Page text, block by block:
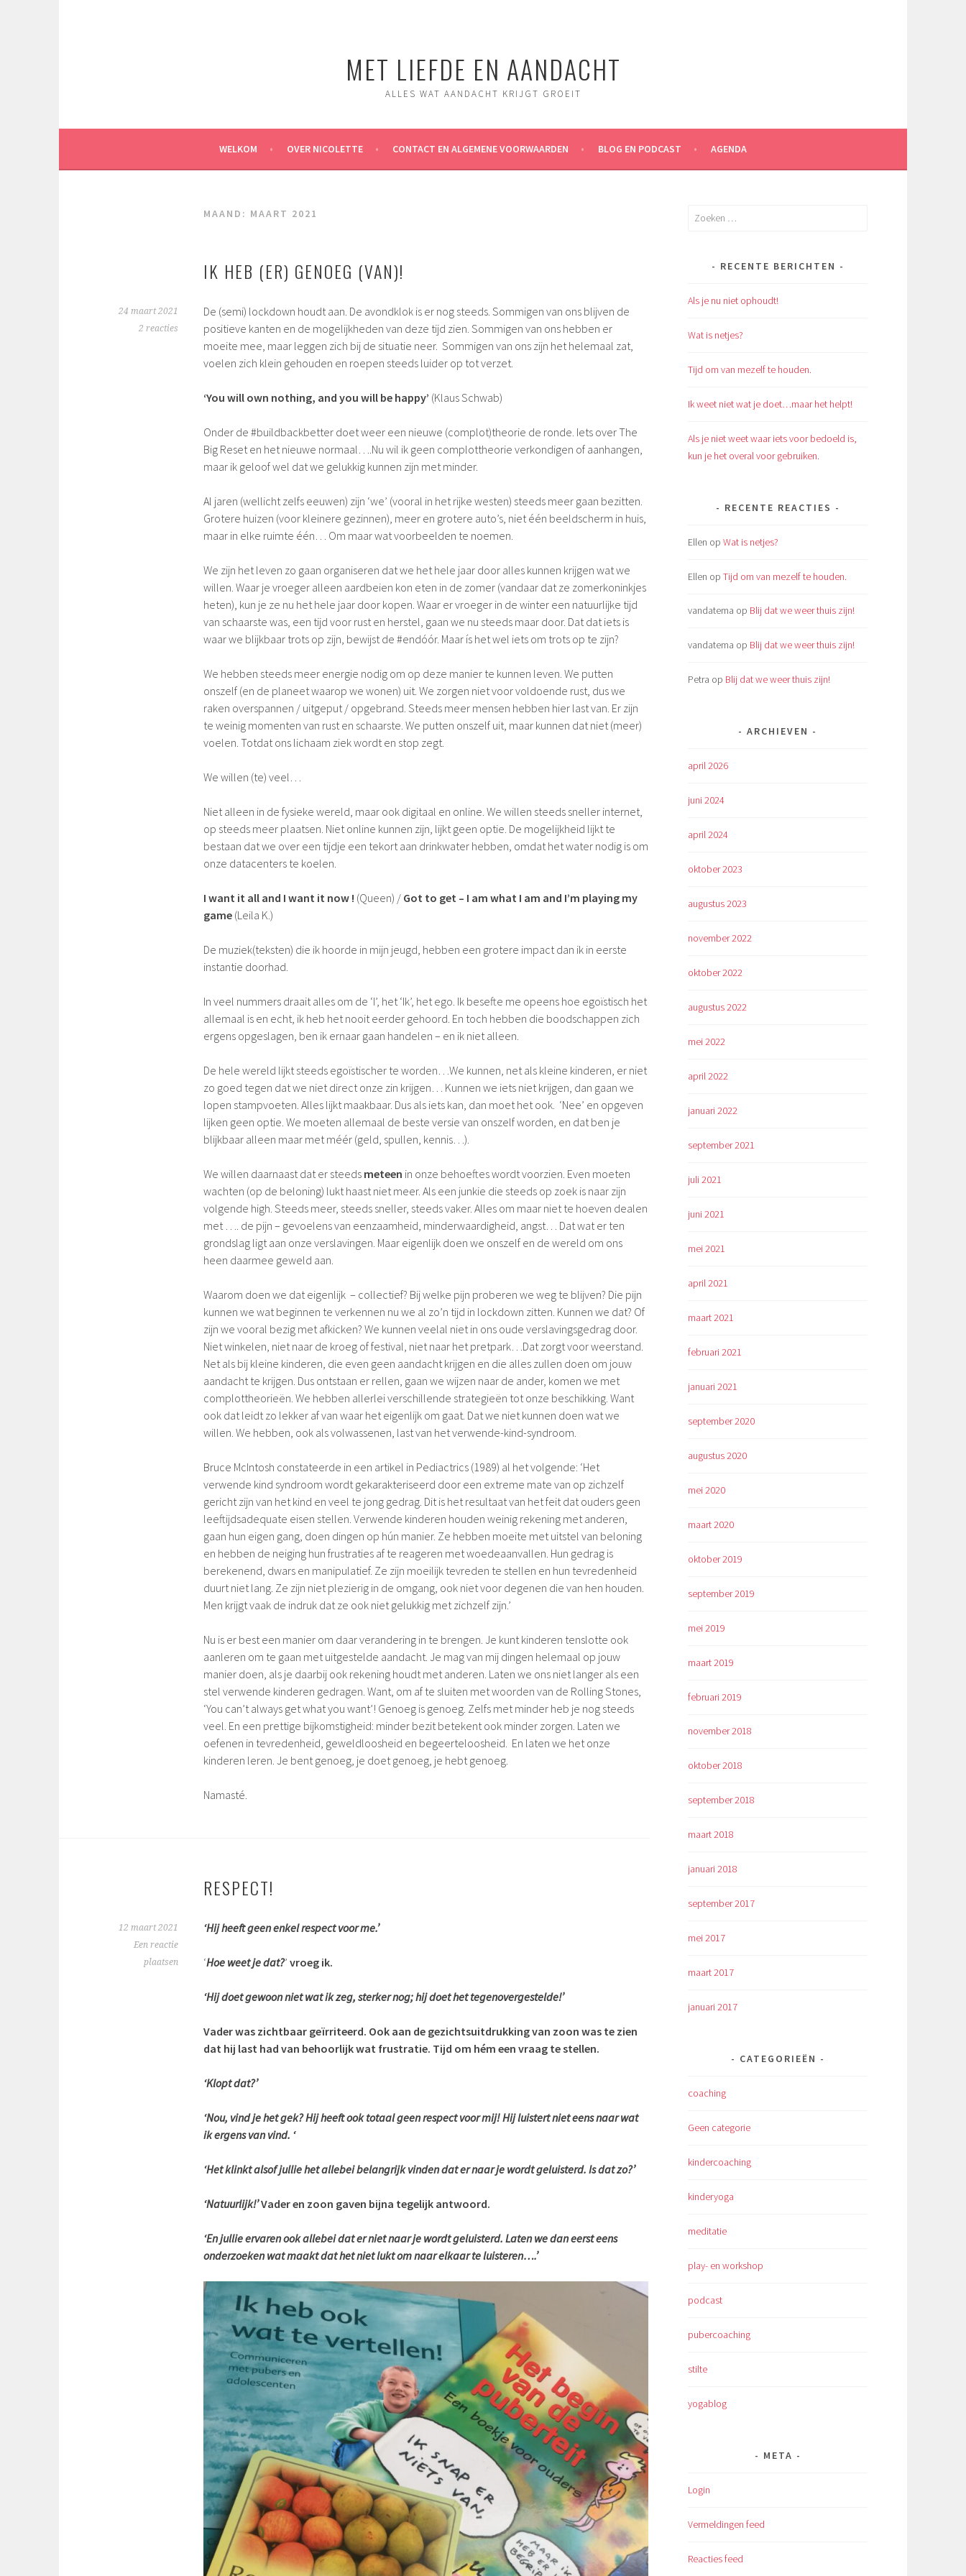
MET LIEFDE EN AANDACHT
ALLES WAT AANDACHT KRIJGT GROEIT
WELKOM OVER NICOLETTE CONTACT EN ALGEMENE VOORWAARDEN BLOG EN PODCAST AGENDA
MAAND: MAART 2021
IK HEB (ER) GENOEG (VAN)!
24 maart 2021
2 reacties
De (semi) lockdown houdt aan. De avondklok is er nog steeds. Sommigen van ons blijven de
positieve kanten en de mogelijkheden van deze tijd zien. Sommigen van ons hebben er
moeite mee, maar leggen zich bij de situatie neer. Sommigen van ons zijn het helemaal zat,
voelen zich klein gehouden en roepen steeds luider op tot verzet.
‘You will own nothing, and you will be happy’ (Klaus Schwab)
Onder de #buildbackbetter doet weer een nieuwe (complot)theorie de ronde. Iets over The
Big Reset en het nieuwe normaal….Nu wil ik geen complottheorie verkondigen of aanhangen,
maar ik geloof wel dat we gelukkig kunnen zijn met minder.
Al jaren (wellicht zelfs eeuwen) zijn ‘we’ (vooral in het rijke westen) steeds meer gaan bezitten.
Grotere huizen (voor kleinere gezinnen), meer en grotere auto’s, niet één beeldscherm in huis,
maar in elke ruimte één… Om maar wat voorbeelden te noemen.
We zijn het leven zo gaan organiseren dat we het hele jaar door alles kunnen krijgen wat we
willen. Waar je vroeger alleen aardbeien kon eten in de zomer (vandaar dat ze zomerkoninkjes
heten), kun je ze nu het hele jaar door kopen. Waar er vroeger in de winter een natuurlijke tijd
van schaarste was, een tijd voor rust en herstel, gaan we nu steeds maar door. Dat dat iets is
waar we blijkbaar trots op zijn, bewijst de #endóór. Maar ís het wel iets om trots op te zijn?
We hebben steeds meer energie nodig om op deze manier te kunnen leven. We putten
onszelf (en de planeet waarop we wonen) uit. We zorgen niet voor voldoende rust, dus we
raken overspannen / uitgeput / opgebrand. Steeds meer mensen hebben hier last van. Er zijn
te weinig momenten van rust en schaarste. We putten onszelf uit, maar kunnen dat niet (meer)
voelen. Totdat ons lichaam ziek wordt en stop zegt.
We willen (te) veel…
Niet alleen in de fysieke wereld, maar ook digitaal en online. We willen steeds sneller internet,
op steeds meer plaatsen. Niet online kunnen zijn, lijkt geen optie. De mogelijkheid lijkt te
bestaan dat we over een tijdje een tekort aan drinkwater hebben, omdat het water nodig is om
onze datacenters te koelen.
I want it all and I want it now ! (Queen) / Got to get – I am what I am and I’m playing my
game (Leila K.)
De muziek(teksten) die ik hoorde in mijn jeugd, hebben een grotere impact dan ik in eerste
instantie doorhad.
In veel nummers draait alles om de ‘I’, het ‘Ik’, het ego. Ik besefte me opeens hoe egoïstisch het
allemaal is en echt, ik heb het nooit eerder gehoord. En toch hebben die boodschappen zich
ergens opgeslagen, ben ik ernaar gaan handelen – en ik niet alleen.
De hele wereld lijkt steeds egoïstischer te worden…We kunnen, net als kleine kinderen, er niet
zo goed tegen dat we niet direct onze zin krijgen… Kunnen we iets niet krijgen, dan gaan we
lopen stampvoeten. Alles lijkt maakbaar. Dus als iets kan, dan moet het ook. ‘Nee’ en opgeven
lijken geen optie. We moeten allemaal de beste versie van onszelf worden, en dat ben je
blijkbaar alleen maar met méér (geld, spullen, kennis…).
We willen daarnaast dat er steeds meteen in onze behoeftes wordt voorzien. Even moeten
wachten (op de beloning) lukt haast niet meer. Als een junkie die steeds op zoek is naar zijn
volgende high. Steeds meer, steeds sneller, steeds vaker. Alles om maar niet te hoeven dealen
met …. de pijn – gevoelens van eenzaamheid, minderwaardigheid, angst… Dat wat er ten
grondslag ligt aan onze verslavingen. Maar eigenlijk doen we onszelf en de wereld om ons
heen daarmee geweld aan.
Waarom doen we dat eigenlijk – collectief? Bij welke pijn proberen we weg te blijven? Die pijn
kunnen we wat beginnen te verkennen nu we al zo’n tijd in lockdown zitten. Kunnen we dat? Of
zijn we vooral bezig met afkicken? We kunnen veelal niet in ons oude verslavingsgedrag door.
Niet winkelen, niet naar de kroeg of festival, niet naar het pretpark…Dat zorgt voor weerstand.
Net als bij kleine kinderen, die even geen aandacht krijgen en die alles zullen doen om jouw
aandacht te krijgen. Dus ontstaan er rellen, gaan we wijzen naar de ander, komen we met
complottheorieën. We hebben allerlei verschillende strategieën tot onze beschikking. Want
ook dat leidt zo lekker af van waar het eigenlijk om gaat. Dat we niet kunnen doen wat we
willen. We hebben, ook als volwassenen, last van het verwende-kind-syndroom.
Bruce McIntosh constateerde in een artikel in Pediactrics (1989) al het volgende: ‘Het
verwende kind syndroom wordt gekarakteriseerd door een extreme mate van op zichzelf
gericht zijn van het kind en veel te jong gedrag. Dit is het resultaat van het feit dat ouders geen
leeftijdsadequate eisen stellen. Verwende kinderen houden weinig rekening met anderen,
gaan hun eigen gang, doen dingen op hún manier. Ze hebben moeite met uitstel van beloning
en hebben de neiging hun frustraties af te reageren met woedeaanvallen. Hun gedrag is
berekenend, dwars en manipulatief. Ze zijn moeilijk tevreden te stellen en hun tevredenheid
duurt niet lang. Ze zijn niet plezierig in de omgang, ook niet voor degenen die van hen houden.
Men krijgt vaak de indruk dat ze ook niet gelukkig met zichzelf zijn.’
Nu is er best een manier om daar verandering in te brengen. Je kunt kinderen tenslotte ook
aanleren om te gaan met uitgestelde aandacht. Je mag van mij dingen helemaal op jouw
manier doen, als je daarbij ook rekening houdt met anderen. Laten we ons niet langer als een
stel verwende kinderen gedragen. Want, om af te sluiten met woorden van de Rolling Stones,
‘You can’t always get what you want’! Genoeg is genoeg. Zelfs met minder heb je nog steeds
veel. En een prettige bijkomstigheid: minder bezit betekent ook minder zorgen. Laten we
oefenen in tevredenheid, geweldloosheid en begeerteloosheid. En laten we het onze
kinderen leren. Je bent genoeg, je doet genoeg, je hebt genoeg.
Namasté.
RESPECT!
12 maart 2021
Een reactie
plaatsen
‘Hij heeft geen enkel respect voor me.’
‘Hoe weet je dat?’ vroeg ik.
‘Hij doet gewoon niet wat ik zeg, sterker nog; hij doet het tegenovergestelde!’
Vader was zichtbaar geïrriteerd. Ook aan de gezichtsuitdrukking van zoon was te zien
dat hij last had van behoorlijk wat frustratie. Tijd om hém een vraag te stellen.
‘Klopt dat?’
‘Nou, vind je het gek? Hij heeft ook totaal geen respect voor mij! Hij luistert niet eens naar wat
ik ergens van vind. ‘
‘Het klinkt alsof jullie het allebei belangrijk vinden dat er naar je wordt geluisterd. Is dat zo?’
‘Natuurlijk!’Vader en zoon gaven bijna tegelijk antwoord.
‘En jullie ervaren ook allebei dat er niet naar je wordt geluisterd. Laten we dan eerst eens
onderzoeken wat maakt dat het niet lukt om naar elkaar te luisteren….’
Zoeken
RECENTE BERICHTEN
Als je nu niet ophoudt!
Wat is netjes?
Tijd om van mezelf te houden.
Ik weet niet wat je doet…maar het helpt!
Als je niet weet waar iets voor bedoeld is,
kun je het overal voor gebruiken.
RECENTE REACTIES
Ellen op Wat is netjes?
Ellen op Tijd om van mezelf te houden.
vandatema op Blij dat we weer thuis zijn!
vandatema op Blij dat we weer thuis zijn!
Petra op Blij dat we weer thuis zijn!
ARCHIEVEN
april 2026
juni 2024
april 2024
oktober 2023
augustus 2023
november 2022
oktober 2022
augustus 2022
mei 2022
april 2022
januari 2022
september 2021
juli 2021
juni 2021
mei 2021
april 2021
maart 2021
februari 2021
januari 2021
september 2020
augustus 2020
mei 2020
maart 2020
oktober 2019
september 2019
mei 2019
maart 2019
februari 2019
november 2018
oktober 2018
september 2018
maart 2018
januari 2018
september 2017
mei 2017
maart 2017
januari 2017
CATEGORIEËN
coaching
Geen categorie
kindercoaching
kinderyoga
meditatie
play- en workshop
podcast
pubercoaching
stilte
yogablog
META
Login
Vermeldingen feed
Reacties feed